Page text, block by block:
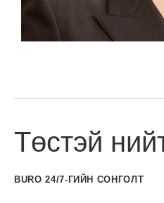
Төстэй
BURO 24/7-ГИЙН СОНГОЛТ